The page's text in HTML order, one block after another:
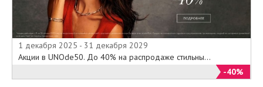
1 декабря 2025 - 31 декабря 2029
Акции в UNOde50. До 40% на распродаже стильны...
-40%